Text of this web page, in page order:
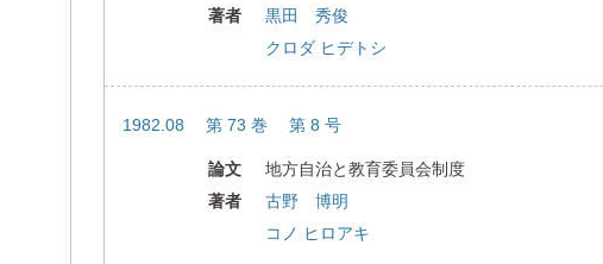
著者
黒田 秀俊
クロダ ヒデトシ
1982.08 第 73 巻 第 8 号
論文
地方自治と教育委員会制度
著者
古野 博明
コノ ヒロアキ